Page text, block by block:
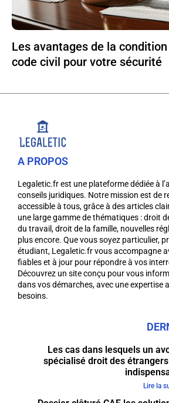
Les avantages de la
code civil pour votre sécurité
A PROPOS
Legaletic.fr est une plateforme dédiée à
conseils juridiques. Notre mission est de
accessible à tous, grâce à des articles
une large gamme de thématiques : droit
du travail, droit de la famille, nouvelles
plus encore. Que vous soyez particulier,
étudiant, Legaletic.fr vous accompagne
fiables et à jour pour répondre à vos
Découvrez un site conçu pour vous
dans vos démarches, avec une expertise
besoins.
Les cas dans lesquels un
spécialisé droit des
Lire la